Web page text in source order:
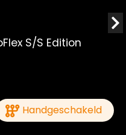
S/S Edition
Handgeschakeld